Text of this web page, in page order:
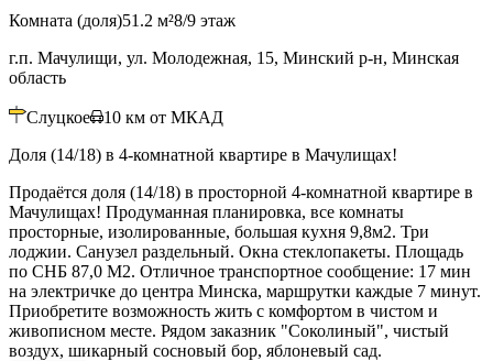
Комната (доля)51.2 м²8/9 этаж
г.п. Мачулищи, ул. Молодежная, 15, Минский р-н, Минская
область
Слуцкое 10 км от МКАД
Доля (14/18) в 4-комнатной квартире в Мачулищах!
Продаётся доля (14/18) в просторной 4-комнатной квартире в
Мачулищах! Продуманная планировка, все комнаты
просторные, изолированные, большая кухня 9,8м2. Три
лоджии. Санузел раздельный. Окна стеклопакеты. Площадь
по СНБ 87,0 М2. Отличное транспортное сообщение: 17 мин
на электричке до центра Минска, маршрутки каждые 7 минут.
Приобретите возможность жить с комфортом в чистом и
живописном месте. Рядом заказник "Соколиный", чистый
воздух, шикарный сосновый бор, яблоневый сад.